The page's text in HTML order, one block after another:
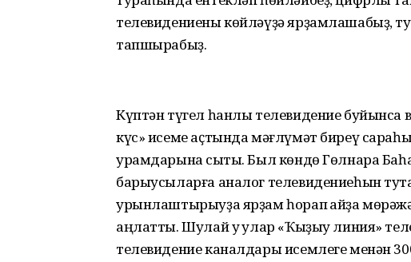
телевидениены көйләүҙә ярҙамлашабыҙ,
тапшырабыҙ.
Күптән түгел һанлы телевидение
күс» исеме аҫтында мәғлүмәт биреү
урамдарына сыҡты. Был көндө Гөлнара
барыусыларға аналог телевидениеһын
урынлаштырыуҙа ярҙам һорап ҡайҙа
аңлатты. Шулай уҡ улар «Ҡыҙыу линия»
телевидение каналдары исемлеге менән